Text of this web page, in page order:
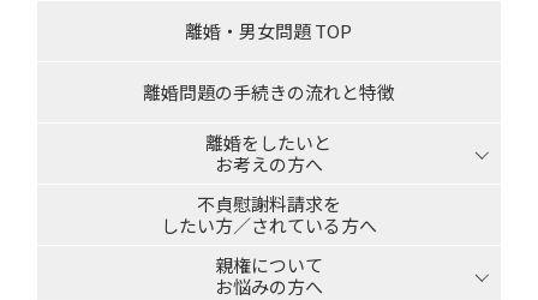
離婚・男女問題 TOP
離婚問題の手続きの流れと特徴
離婚をしたいと
お考えの方へ
不貞慰謝料請求を
したい方／されている方へ
親権について
お悩みの方へ